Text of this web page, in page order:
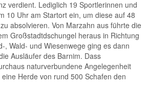
verdient. Lediglich 19 Sportlerinnen und
10 Uhr am Startort ein, um diese auf 48
absolvieren. Von Marzahn aus führte die
Großstadtdschungel heraus in Richtung
, Wald- und Wiesenwege ging es dann
Ausläufer des Barnim. Dass
naturverbundene Angelegenheit
Herde von rund 500 Schafen den